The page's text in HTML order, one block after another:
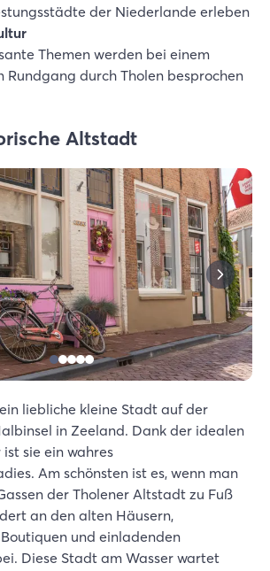
der Niederlande erleben
Themen werden bei einem
Rundgang durch Tholen besprochen
Altstadt
liebliche kleine Stadt auf der
in Zeeland. Dank der idealen
sie ein wahres
Am schönsten ist es, wenn man
der Tholener Altstadt zu Fuß
an den alten Häusern,
und einladenden
Diese Stadt am Wasser wartet